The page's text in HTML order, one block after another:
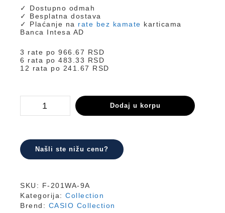
✓ Dostupno odmah
✓ Besplatna dostava
✓ Plaćanje na rate bez kamate karticama
Banca Intesa AD
3 rate po 966.67 RSD
6 rata po 483.33 RSD
12 rata po 241.67 RSD
201WA-
9A
Dodaj u korpu
Našli ste nižu cenu?
SKU: F-201WA-9A
Kategorija: Collection
Brend: CASIO Collection